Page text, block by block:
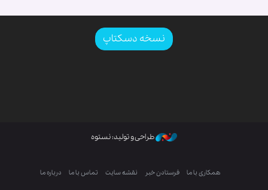
نسخه دسکتاپ
طراحی و تولید: نستوه
همکاری با ما فرستادن خبر نقشه سایت تماس با ما درباره ما